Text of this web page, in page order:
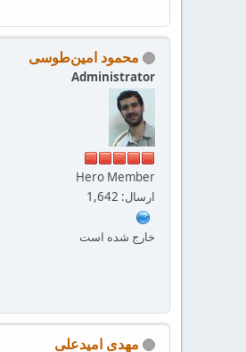
محمود امین‌طوسی
Administrator
Hero Member
ارسال: 1,642
خارج شده است
مهدی امیدعلی